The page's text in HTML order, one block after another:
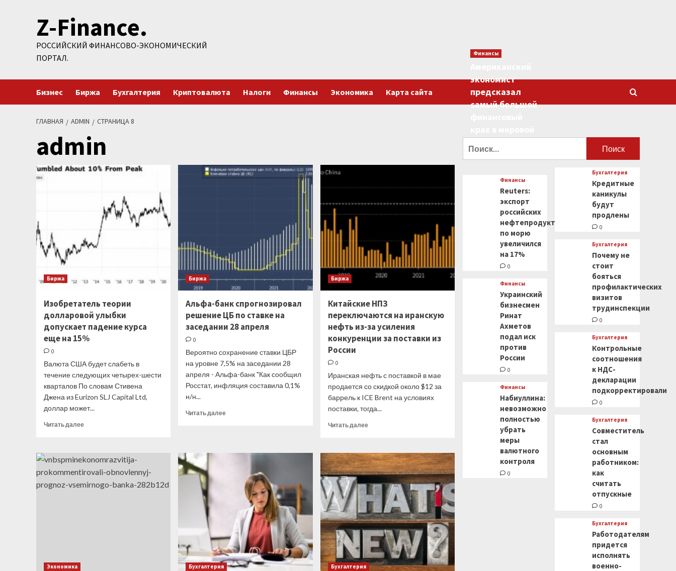
содержимомуZ-Finance.
РОССИЙСКИЙ ФИНАНСОВО-ЭКОНОМИЧЕСКИЙ
ПОРТАЛ.
Бизнес Биржа Бухгалтерия Криптовалюта Налоги Финансы Экономика Карта сайта
ГЛАВНАЯ ADMIN СТРАНИЦА 8
admin
Биржа
Изобретатель теории
долларовой улыбки
допускает падение курса
еще на 15%
0
Валюта США будет слабеть в
течение следующих четырех-шести
кварталов По словам Стивена
Джена из Eurizon SLJ Capital Ltd,
доллар может...
Читать далееПрочитать
теории
долларовой
улыбки
допускает
Биржа
Альфа-банк спрогнозировал
решение ЦБ по ставке на
заседании 28 апреля
0
Вероятно сохранение ставки ЦБР
на уровне 7,5% на заседании 28
апреля - Альфа-банк "Как сообщил
Росстат, инфляция составила 0,1%
н/н...
Читать далееПрочитать
ставке
заседании
апреля
Биржа
Китайские НПЗ
переключаются на иранскую
нефть из-за усиления
конкуренции за поставки из
России
0
Иранская нефть с поставкой в мае
продается со скидкой около $12 за
баррель к ICE Brent на условиях
поставки, тогда...
Читать далееПрочитать
Китайские
НПЗ
переключаются
иранскую
нефть
из-
за
усиления
конкуренции
за
поставки
из
Экономика Бухгалтерия Бухгалтерия
Финансы
экономист
предсказал
самый большой
Финансы
Reuters:
экспорт
российских
нефтепродуктов
по морю
увеличился
на 17%
0
Финансы
Украинский
бизнесмен
Ринат
Ахметов
подал иск
против
России
0
Финансы
Набиуллина:
невозможно
полностью
убрать
меры
валютного
контроля
0
Бухгалтерия
Кредитные
каникулы
будут
продлены
0
Бухгалтерия
Почему не
стоит
бояться
профилактических
визитов
трудинспекции
0
Бухгалтерия
Контрольные
соотношения
к НДС-
декларации
подкорректировали
0
Бухгалтерия
Совместитель
стал
основным
работником:
как
считать
отпускные
0
Бухгалтерия
Работодателям
придется
исполнять
военно-